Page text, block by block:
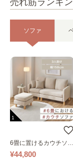
ソファ
1
6畳に置けるカウチソフ
ァ｜ベージュ
¥44,800